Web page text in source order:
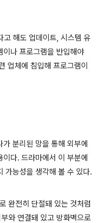
해도 업데이트, 시스템 유
이나 프로그램을 반입해야
업체에 침입해 프로그램이
분리된 망을 통해 외부에
다. 드라마에서 이 부분에
가능성을 생각해 볼 수 있다.
완전히 단절돼 있는 것처럼
와 연결돼 있고 방화벽으로